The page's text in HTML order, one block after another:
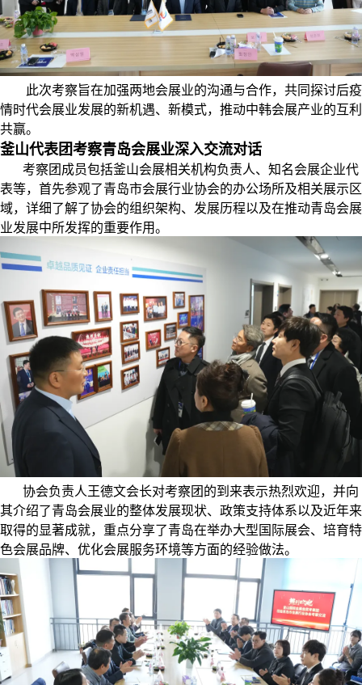
此次考察旨在加强两地会展业的沟通与合作，共同探讨后疫
情时代会展业发展的新机遇、新模式，推动中韩会展产业的互利
共赢。
釜山代表团考察青岛会展业深入交流对话
考察团成员包括釜山会展相关机构负责人、知名会展企业代
表等，首先参观了青岛市会展行业协会的办公场所及相关展示区
域，详细了解了协会的组织架构、发展历程以及在推动青岛会展
业发展中所发挥的重要作用。
协会负责人王德文会长对考察团的到来表示热烈欢迎，并向
其介绍了青岛会展业的整体发展现状、政策支持体系以及近年来
取得的显著成就，重点分享了青岛在举办大型国际展会、培育特
色会展品牌、优化会展服务环境等方面的经验做法。